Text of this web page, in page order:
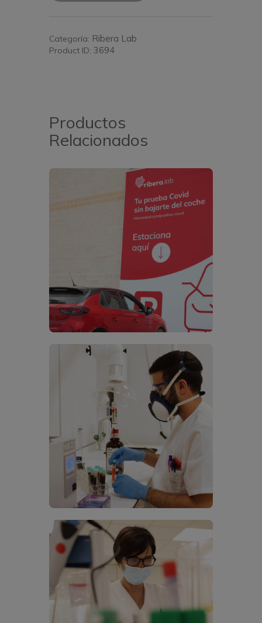
Categoría: Ribera Lab
Product ID: 3694
Productos
Relacionados
CovidAuto Torrellano 2
Laboratorio Torrellano 2
Laboratorio Torrellano